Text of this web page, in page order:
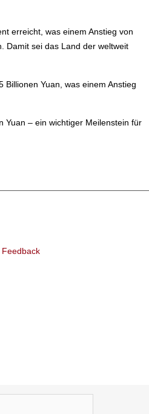
erreicht, was einem Anstieg von
Damit sei das Land der weltweit
Yuan, was einem Anstieg
Yuan – ein wichtiger Meilenstein für
Feedback